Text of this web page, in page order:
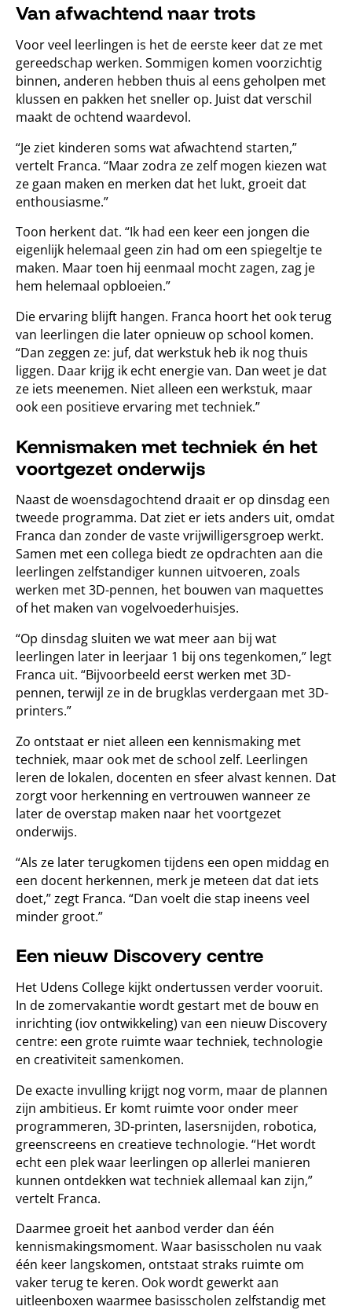
Van afwachtend naar trots
Voor veel leerlingen is het de eerste keer dat ze met
gereedschap werken. Sommigen komen voorzichtig
binnen, anderen hebben thuis al eens geholpen met
klussen en pakken het sneller op. Juist dat verschil
maakt de ochtend waardevol.
“Je ziet kinderen soms wat afwachtend starten,”
vertelt Franca. “Maar zodra ze zelf mogen kiezen wat
ze gaan maken en merken dat het lukt, groeit dat
enthousiasme.”
Toon herkent dat. “Ik had een keer een jongen die
eigenlijk helemaal geen zin had om een spiegeltje te
maken. Maar toen hij eenmaal mocht zagen, zag je
hem helemaal opbloeien.”
Die ervaring blijft hangen. Franca hoort het ook terug
van leerlingen die later opnieuw op school komen.
“Dan zeggen ze: juf, dat werkstuk heb ik nog thuis
liggen. Daar krijg ik echt energie van. Dan weet je dat
ze iets meenemen. Niet alleen een werkstuk, maar
ook een positieve ervaring met techniek.”
Kennismaken met techniek én het
voortgezet onderwijs
Naast de woensdagochtend draait er op dinsdag een
tweede programma. Dat ziet er iets anders uit, omdat
Franca dan zonder de vaste vrijwilligersgroep werkt.
Samen met een collega biedt ze opdrachten aan die
leerlingen zelfstandiger kunnen uitvoeren, zoals
werken met 3D-pennen, het bouwen van maquettes
of het maken van vogelvoederhuisjes.
“Op dinsdag sluiten we wat meer aan bij wat
leerlingen later in leerjaar 1 bij ons tegenkomen,” legt
Franca uit. “Bijvoorbeeld eerst werken met 3D-
pennen, terwijl ze in de brugklas verdergaan met 3D-
printers.”
Zo ontstaat er niet alleen een kennismaking met
techniek, maar ook met de school zelf. Leerlingen
leren de lokalen, docenten en sfeer alvast kennen. Dat
zorgt voor herkenning en vertrouwen wanneer ze
later de overstap maken naar het voortgezet
onderwijs.
“Als ze later terugkomen tijdens een open middag en
een docent herkennen, merk je meteen dat dat iets
doet,” zegt Franca. “Dan voelt die stap ineens veel
minder groot.”
Een nieuw Discovery centre
Het Udens College kijkt ondertussen verder vooruit.
In de zomervakantie wordt gestart met de bouw en
inrichting (iov ontwikkeling) van een nieuw Discovery
centre: een grote ruimte waar techniek, technologie
en creativiteit samenkomen.
De exacte invulling krijgt nog vorm, maar de plannen
zijn ambitieus. Er komt ruimte voor onder meer
programmeren, 3D-printen, lasersnijden, robotica,
greenscreens en creatieve technologie. “Het wordt
echt een plek waar leerlingen op allerlei manieren
kunnen ontdekken wat techniek allemaal kan zijn,”
vertelt Franca.
Daarmee groeit het aanbod verder dan één
kennismakingsmoment. Waar basisscholen nu vaak
één keer langskomen, ontstaat straks ruimte om
vaker terug te keren. Ook wordt gewerkt aan
uitleenboxen waarmee basisscholen zelfstandig met